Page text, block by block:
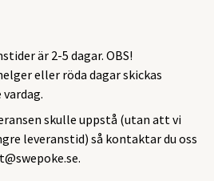
är 2-5 dagar. OBS!
eller röda dagar skickas
skulle uppstå (utan att vi
leveranstid) så kontaktar du oss
.